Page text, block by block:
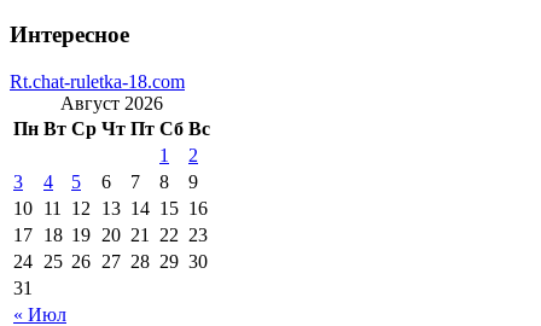
Интересное
Rt.chat-ruletka-18.com
Август 2026
Пн Вт Ср Чт Пт Сб Вс
« Июл
1
2
3
4 5 6 7 8
9
10 11 12 13 14 15 16
17 18 19 20 21 22 23
24 25 26 27 28 29 30
31